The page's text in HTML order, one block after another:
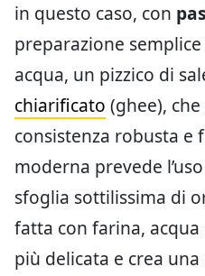
in questo caso, con
preparazione
acqua, un pizzico di
chiarificato (ghee),
consistenza robusta e
moderna prevede
sfoglia sottilissima di
fatta con farina,
più delicata e crea